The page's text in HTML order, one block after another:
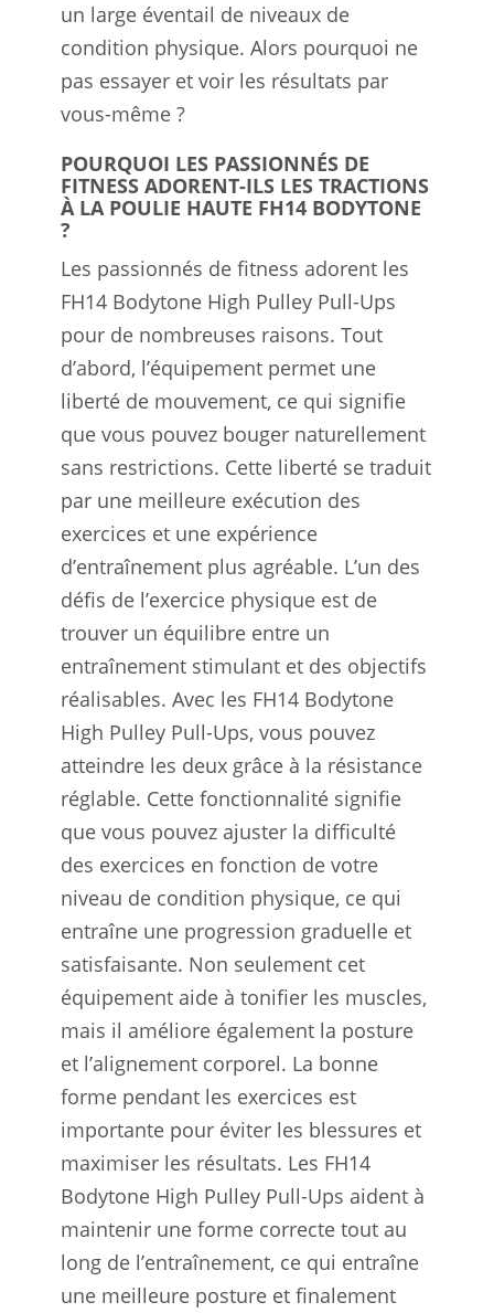
un large éventail de niveaux de
condition physique. Alors pourquoi ne
pas essayer et voir les résultats par
vous-même ?
POURQUOI LES PASSIONNÉS DE
FITNESS ADORENT-ILS LES TRACTIONS
À LA POULIE HAUTE FH14 BODYTONE
?
Les passionnés de fitness adorent les
FH14 Bodytone High Pulley Pull-Ups
pour de nombreuses raisons. Tout
d’abord, l’équipement permet une
liberté de mouvement, ce qui signifie
que vous pouvez bouger naturellement
sans restrictions. Cette liberté se traduit
par une meilleure exécution des
exercices et une expérience
d’entraînement plus agréable. L’un des
défis de l’exercice physique est de
trouver un équilibre entre un
entraînement stimulant et des objectifs
réalisables. Avec les FH14 Bodytone
High Pulley Pull-Ups, vous pouvez
atteindre les deux grâce à la résistance
réglable. Cette fonctionnalité signifie
que vous pouvez ajuster la difficulté
des exercices en fonction de votre
niveau de condition physique, ce qui
entraîne une progression graduelle et
satisfaisante. Non seulement cet
équipement aide à tonifier les muscles,
mais il améliore également la posture
et l’alignement corporel. La bonne
forme pendant les exercices est
importante pour éviter les blessures et
maximiser les résultats. Les FH14
Bodytone High Pulley Pull-Ups aident à
maintenir une forme correcte tout au
long de l’entraînement, ce qui entraîne
une meilleure posture et finalement